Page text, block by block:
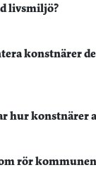
livsmiljö?
konstnärer
konstnärer
rör